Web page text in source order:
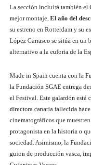
La sección incluirá también el
mejor montaje, El año del
su estreno en Rotterdam y su
López Carrasco se sitúa en un
alternativo a la euforia de la
Made in Spain cuenta con la
la Fundación SGAE entrega
el Festival. Este galardón está
directora canaria fallecida
cinematográficos que
protagonista en la historia o
sociedad. Asimismo, la
guion de producción vasca,